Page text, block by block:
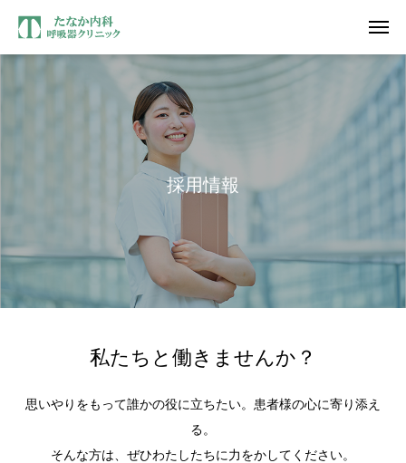
採用情報
私たちと働きませんか？
思いやりをもって誰かの役に立ちたい。患者様の心に寄り添え
る。
そんな方は、ぜひわたしたちに力をかしてください。